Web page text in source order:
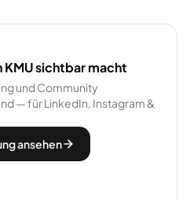
KMU sichtbar macht
und Community
— für LinkedIn, Instagram &
ansehen